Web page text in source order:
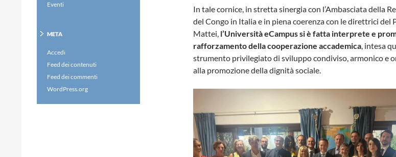
In tale cornice, in stretta sinergia con l’Ambasciata della
del Congo in Italia e in piena coerenza con le direttrici del
Mattei, l’Università eCampus si è fatta interprete e
rafforzamento della cooperazione accademica, intesa
strumento privilegiato di sviluppo condiviso, armonico e
alla promozione della dignità sociale.
Eventi
META
Accedi
Feed dei contenuti
Feed dei commenti
WordPress.org